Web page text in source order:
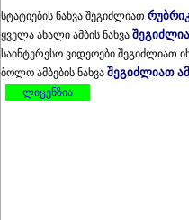
სტატიების ნახვა შეგიძლიათ
ყველა ახალი ამბის ნახვა
საინტერესო ვიდეოები შეგიძლიათ
ბოლო ამბების ნახვა შეგიძლიათ
ლიცენზია